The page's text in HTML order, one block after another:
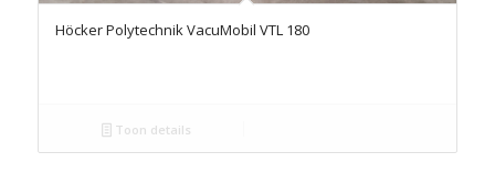
Höcker Polytechnik VacuMobil VTL 180
Toon details